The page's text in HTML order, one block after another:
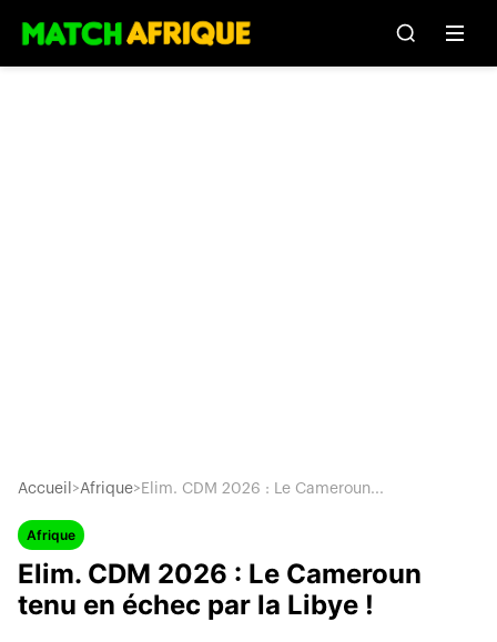
Accueil >Afrique> Elim. CDM 2026 : Le Cameroun...
Afrique
Elim. CDM 2026 : Le Cameroun
tenu en échec par la Libye !